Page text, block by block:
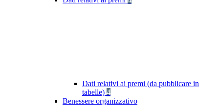
Dati relativi ai premi (da pubblicare in
tabelle) 4
Benessere organizzativo